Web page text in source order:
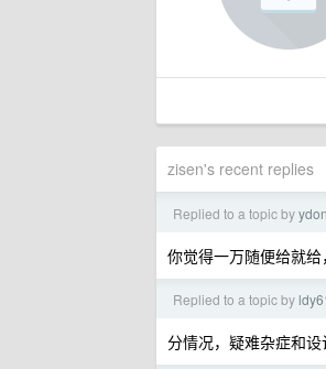
zisen's recent replies
Replied to a topic by
你觉得一万随便给就
Replied to a topic by
分情况，疑难杂症和